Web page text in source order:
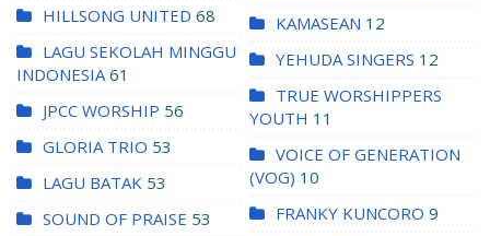
HILLSONG UNITED 68
LAGU SEKOLAH MINGGU
INDONESIA 61
JPCC WORSHIP 56
GLORIA TRIO 53
LAGU BATAK 53
SOUND OF PRAISE 53
KAMASEAN 12
YEHUDA SINGERS 12
TRUE WORSHIPPERS
YOUTH 11
VOICE OF GENERATION
(VOG) 10
FRANKY KUNCORO 9